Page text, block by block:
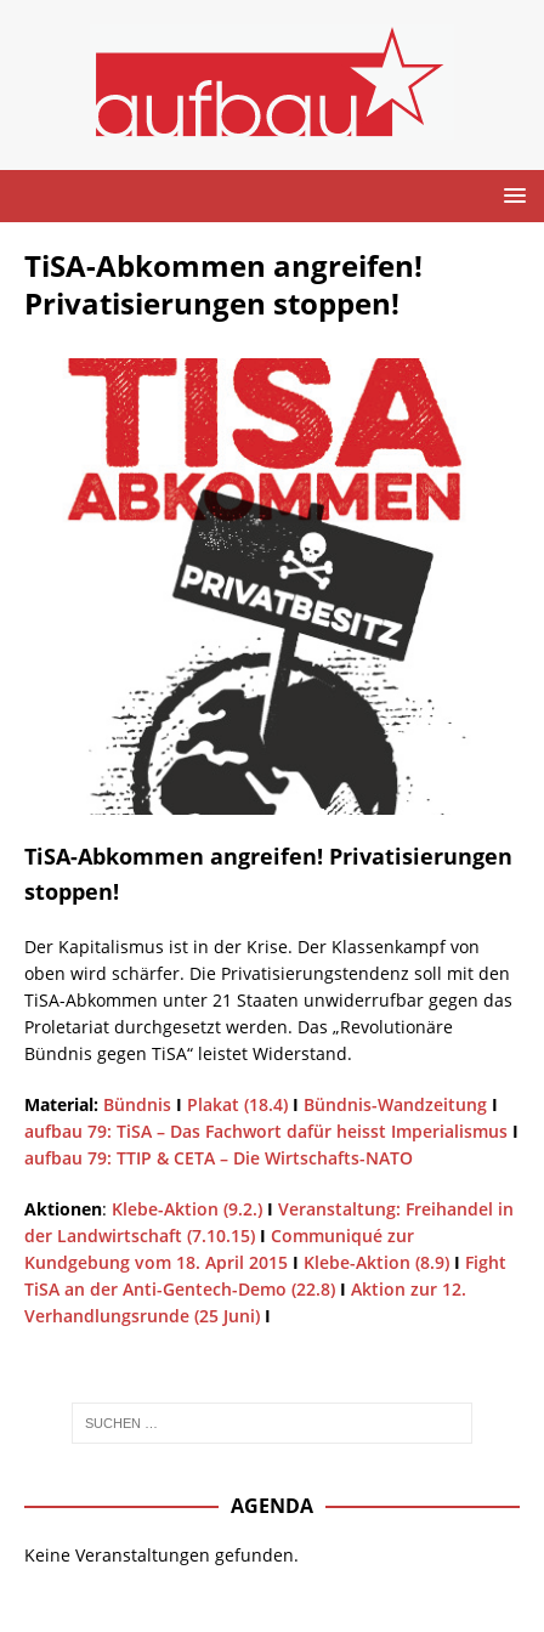
TiSA-Abkommen angreifen!
Privatisierungen stoppen!
TiSA-Abkommen angreifen! Privatisierungen
stoppen!
Der Kapitalismus ist in der Krise. Der Klassenkampf von
oben wird schärfer. Die Privatisierungstendenz soll mit den
TiSA-Abkommen unter 21 Staaten unwiderrufbar gegen das
Proletariat durchgesetzt werden. Das „Revolutionäre
Bündnis gegen TiSA“ leistet Widerstand.
Material: Bündnis I Plakat (18.4) I Bündnis-Wandzeitung I
aufbau 79: TiSA – Das Fachwort dafür heisst Imperialismus I
aufbau 79: TTIP & CETA – Die Wirtschafts-NATO
Aktionen: Klebe-Aktion (9.2.) I Veranstaltung: Freihandel in
der Landwirtschaft (7.10.15) I Communiqué zur
Kundgebung vom 18. April 2015 I Klebe-Aktion (8.9) I Fight
TiSA an der Anti-Gentech-Demo (22.8) I Aktion zur 12.
Verhandlungsrunde (25 Juni) I
AGENDA
Keine Veranstaltungen gefunden.